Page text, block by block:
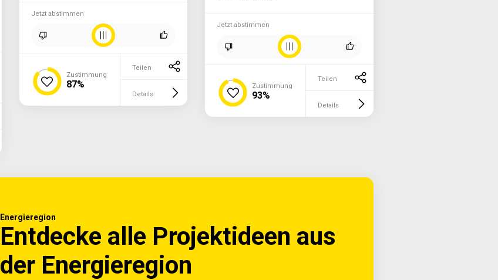
Jetzt abstimmen
Zustimmung
87%
Teilen
Details
Jetzt abstimmen
Zustimmung
93%
Teilen
Details
Energieregion
Entdecke alle Projektideen aus
der Energieregion